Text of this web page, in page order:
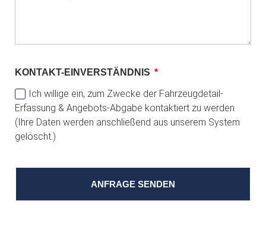
KONTAKT-EINVERSTÄNDNIS
Ich willige ein, zum Zwecke der Fahrzeugdetail-
Erfassung & Angebots-Abgabe kontaktiert zu werden
(Ihre Daten werden anschließend aus unserem System
gelöscht.)
ANFRAGE SENDEN